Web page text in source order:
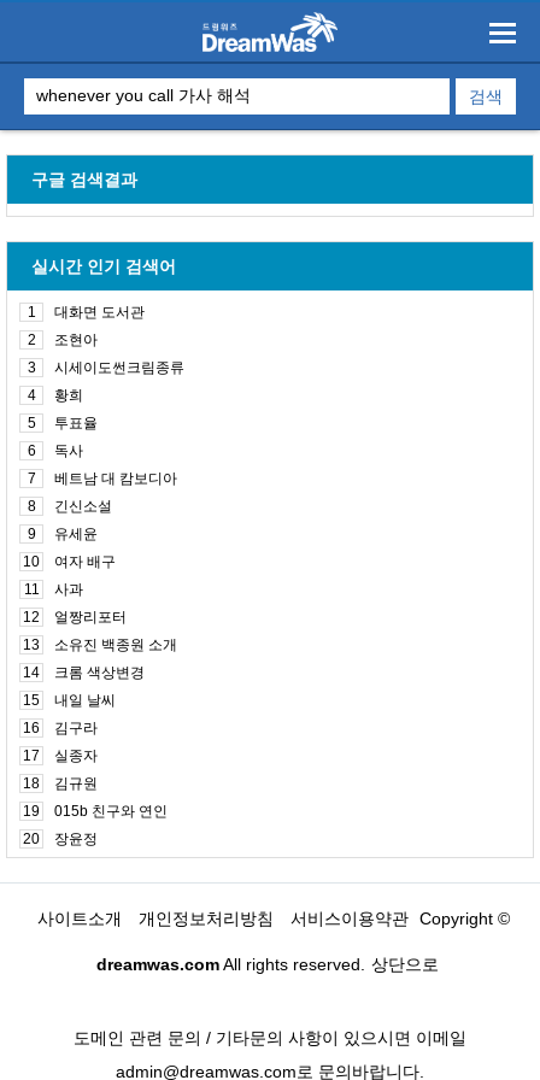
구글 검색결과
실시간 인기 검색어
1
대화면 도서관
2
조현아
3
시세이도썬크림종류
4
황희
5
투표율
6
독사
7
베트남 대 캄보디아
8
긴신소설
9
유세윤
10
여자 배구
11
사과
12
얼짱리포터
13
소유진 백종원 소개
14
크롬 색상변경
15
내일 날씨
16
김구라
17
실종자
18
김규원
19
015b 친구와 연인
20
장윤정
사이트소개 개인정보처리방침 서비스이용약관 Copyright ©
dreamwas.comAll rights reserved. 상단으로
도메인 관련 문의 / 기타문의 사항이 있으시면 이메일
admin@dreamwas.com로 문의바랍니다.